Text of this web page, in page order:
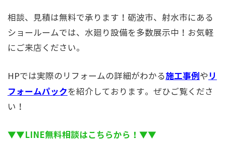
相談、見積は無料で承ります！砺波市、射水市にある
ショールームでは、水廻り設備を多数展示中！お気軽
にご来店ください。
HPでは実際のリフォームの詳細がわかる施工事例やリ
フォームパックを紹介しております。ぜひご覧くださ
い！
▼▼LINE無料相談はこちらから！▼▼